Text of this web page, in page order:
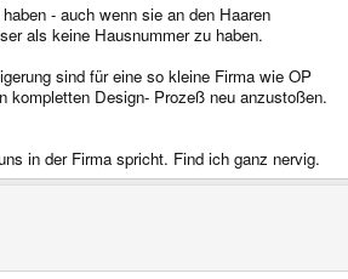
- auch wenn sie an den Haaren
als keine Hausnummer zu haben.
sind für eine so kleine Firma wie OP
kompletten Design- Prozeß neu anzustoßen.
in der Firma spricht. Find ich ganz nervig.